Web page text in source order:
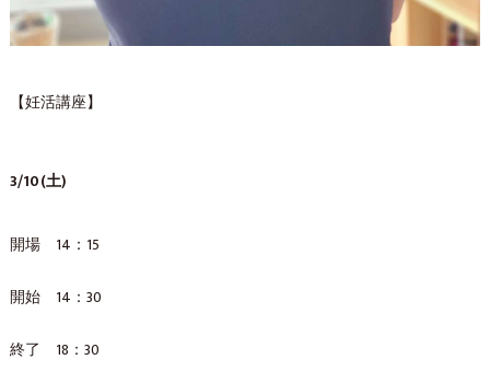
【妊活講座】
3/10(土)
開場 14：15
開始 14：30
終了 18：30